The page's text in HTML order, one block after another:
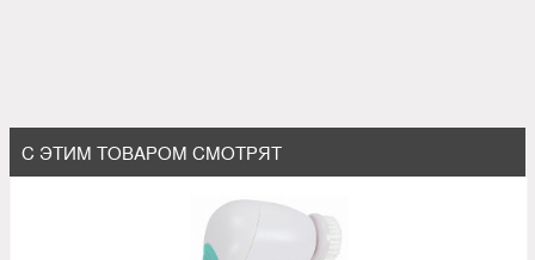
С ЭТИМ ТОВАРОМ СМОТРЯТ